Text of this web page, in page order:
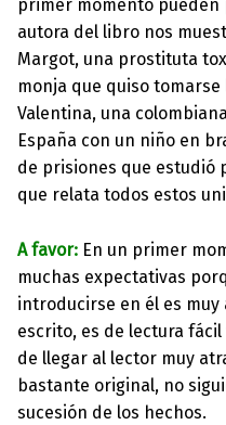
primer momento
autora del libro nos
Margot, una prostituta
monja que quiso
Valentina, una
España con un niño en
de prisiones que estudió
que relata todos estos
A favor: En un primer
muchas expectativas
introducirse en él es
escrito, es de lectura
de llegar al lector muy
bastante original, no
sucesión de los hechos.